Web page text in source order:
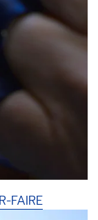
FAIRE